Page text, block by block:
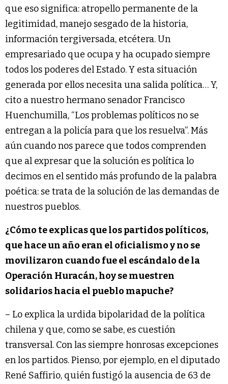
que eso significa: atropello permanente de la
legitimidad, manejo sesgado de la historia,
información tergiversada, etcétera. Un
empresariado que ocupa y ha ocupado siempre
todos los poderes del Estado. Y esta situación
generada por ellos necesita una salida política… Y,
cito a nuestro hermano senador Francisco
Huenchumilla, “Los problemas políticos no se
entregan a la policía para que los resuelva”. Más
aún cuando nos parece que todos comprenden
que al expresar que la solución es política lo
decimos en el sentido más profundo de la palabra
poética: se trata de la solución de las demandas de
nuestros pueblos.
¿Cómo te explicas que los partidos políticos,
que hace un año eran el oficialismo y no se
movilizaron cuando fue el escándalo de la
Operación Huracán, hoy se muestren
solidarios hacia el pueblo mapuche?
– Lo explica la urdida bipolaridad de la política
chilena y que, como se sabe, es cuestión
transversal. Con las siempre honrosas excepciones
en los partidos. Pienso, por ejemplo, en el diputado
René Saffirio, quién fustigó la ausencia de 63 de